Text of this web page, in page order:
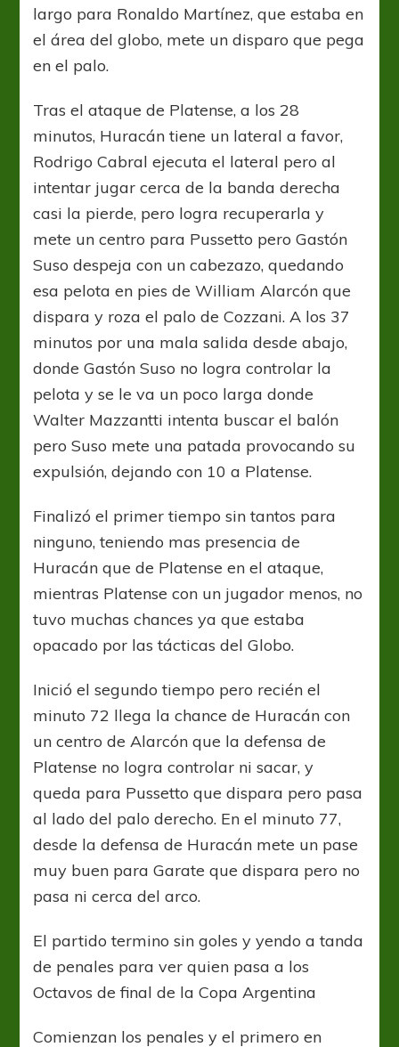
largo para Ronaldo Martínez, que estaba en
el área del globo, mete un disparo que pega
en el palo.
Tras el ataque de Platense, a los 28
minutos, Huracán tiene un lateral a favor,
Rodrigo Cabral ejecuta el lateral pero al
intentar jugar cerca de la banda derecha
casi la pierde, pero logra recuperarla y
mete un centro para Pussetto pero Gastón
Suso despeja con un cabezazo, quedando
esa pelota en pies de William Alarcón que
dispara y roza el palo de Cozzani. A los 37
minutos por una mala salida desde abajo,
donde Gastón Suso no logra controlar la
pelota y se le va un poco larga donde
Walter Mazzantti intenta buscar el balón
pero Suso mete una patada provocando su
expulsión, dejando con 10 a Platense.
Finalizó el primer tiempo sin tantos para
ninguno, teniendo mas presencia de
Huracán que de Platense en el ataque,
mientras Platense con un jugador menos, no
tuvo muchas chances ya que estaba
opacado por las tácticas del Globo.
Inició el segundo tiempo pero recién el
minuto 72 llega la chance de Huracán con
un centro de Alarcón que la defensa de
Platense no logra controlar ni sacar, y
queda para Pussetto que dispara pero pasa
al lado del palo derecho. En el minuto 77,
desde la defensa de Huracán mete un pase
muy buen para Garate que dispara pero no
pasa ni cerca del arco.
El partido termino sin goles y yendo a tanda
de penales para ver quien pasa a los
Octavos de final de la Copa Argentina
Comienzan los penales y el primero en